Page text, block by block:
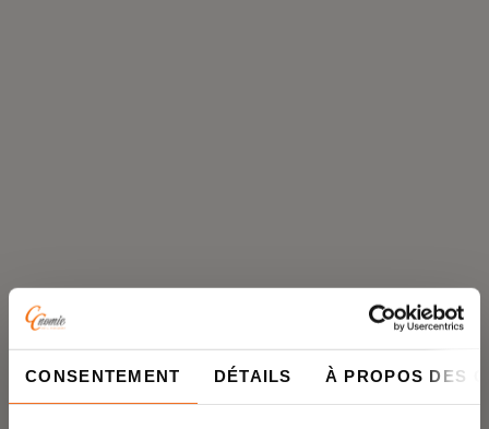
CONSENTEMENT DÉTAILS À PROPOS DES